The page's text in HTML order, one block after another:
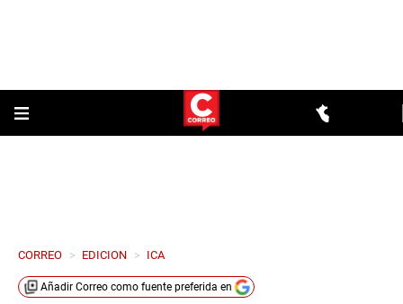
CORREO > EDICION > ICA
Añadir Correo como fuente preferida en